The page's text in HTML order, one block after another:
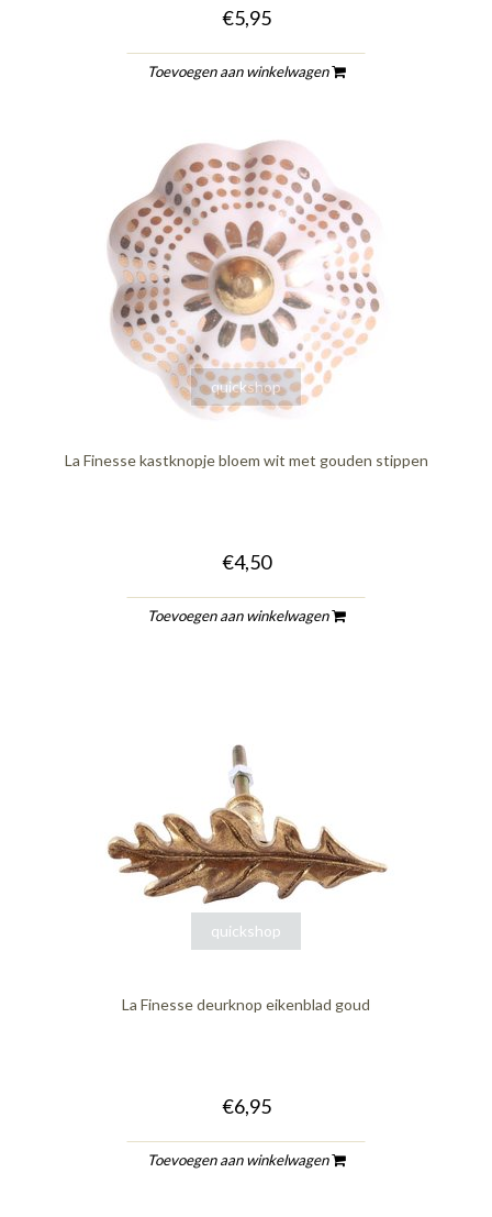
€5,95
Toevoegen aan winkelwagen
quickshop
La Finesse kastknopje bloem wit met gouden stippen
€4,50
Toevoegen aan winkelwagen
quickshop
La Finesse deurknop eikenblad goud
€6,95
Toevoegen aan winkelwagen